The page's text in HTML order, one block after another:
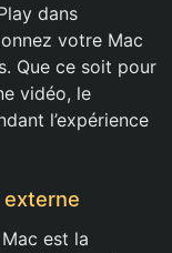
dans
votre Mac
Que ce soit pour
vidéo, le
l’expérience
est la